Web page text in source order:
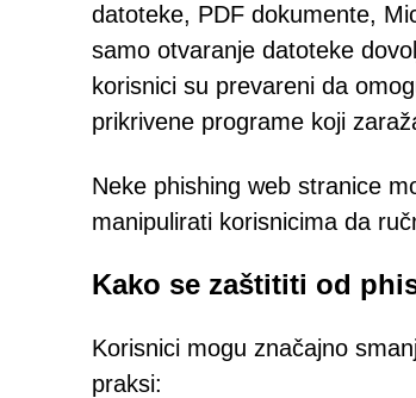
datoteke, PDF dokumente,
samo otvaranje datoteke
korisnici su prevareni da
prikrivene programe koji
Neke phishing web stranice
manipulirati korisnicima da
Kako se zaštititi od
Korisnici mogu značajno
praksi: